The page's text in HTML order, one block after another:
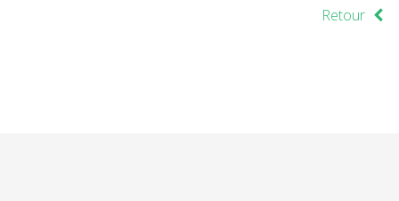
Retour